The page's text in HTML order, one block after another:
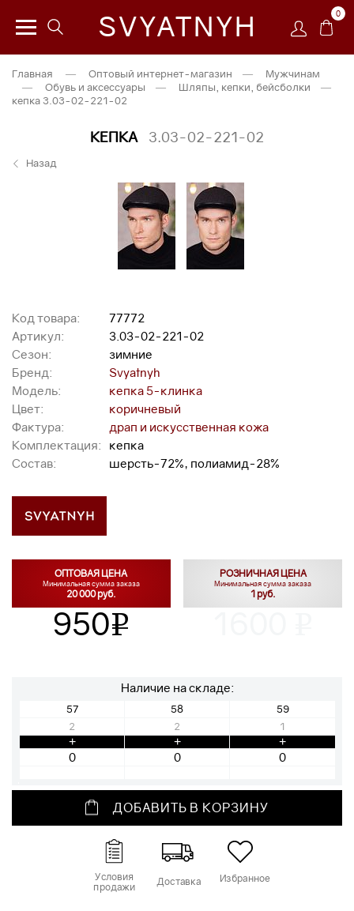
SVYATNYH 0
Главная — Оптовый интернет-магазин —
Мужчинам
—
Обувь и аксессуары — Шляпы, кепки, бейсболки
—
кепка 3.03-02-221-02
КЕПКА 3.03-02-221-02
Назад
Код товара:
77772
Артикул:
3.03-02-221-02
Сезон:
зимние
Бренд:
Svyatnyh
Модель:
кепка 5-клинка
Цвет:
коричневый
Фактура:
драп и искусственная кожа
Комплектация:
кепка
Состав:
шерсть-72%, полиамид-28%
ОПТОВАЯ ЦЕНА
Минимальная сумма заказа
20 000 руб.
950v
РОЗНИЧНАЯ ЦЕНА
Минимальная сумма заказа
1 руб.
Наличие на складе:
57 58
59
2
+
2
+
1
+
ДОБАВИТЬ В КОРЗИНУ
Условия
продажи Доставка Избранное